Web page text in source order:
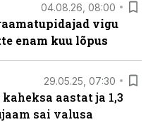
04.08.26, 08:00
vigu
enam kuu lõpus
29.05.25, 07:30
aastat ja 1,3
sai valusa